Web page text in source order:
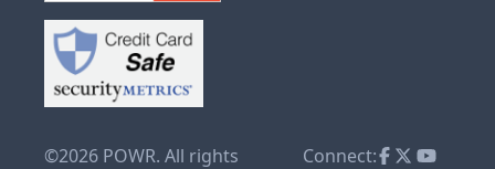
©2026 POWR. All rights Connect: